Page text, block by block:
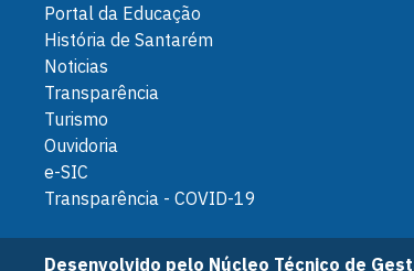
Portal da Educação
História de Santarém
Noticias
Transparência
Turismo
Ouvidoria
e-SIC
Transparência - COVID-19
Desenvolvido pelo Núcleo Técnico de